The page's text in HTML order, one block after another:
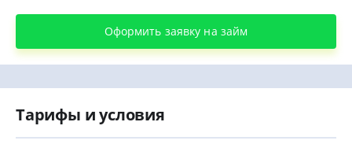
Оформить заявку на займ
Тарифы и условия